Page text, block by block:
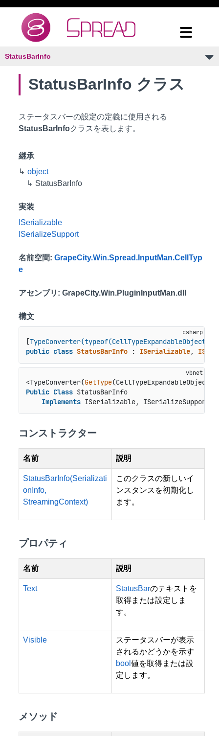
StatusBarInfo
StatusBarInfo クラス
ステータスバーの設定の定義に使用される
StatusBarInfoクラスを表します。
継承
object
StatusBarInfo
実装
ISerializable
ISerializeSupport
名前空間: GrapeCity.Win.Spread.InputMan.CellTyp
e
アセンブリ : GrapeCity.Win.PluginInputMan.dll
構文
[
public class StatusBarInfo : ISerializable,
<TypeConverter(GetType
Public Class StatusBarInfo
Implements ISerializable, ISerializeSupport
コンストラクター
名前 説明
StatusBarInfo(Serializati
onInfo,
StreamingContext)
このクラスの新しいイ
ンスタンスを初期化し
ます。
プロパティ
名前 説明
Text StatusBarのテキストを
取得または設定しま
す。
Visible
ステータスバーが表示
されるかどうかを示す
bool 値を取得または設
定します。
メソッド